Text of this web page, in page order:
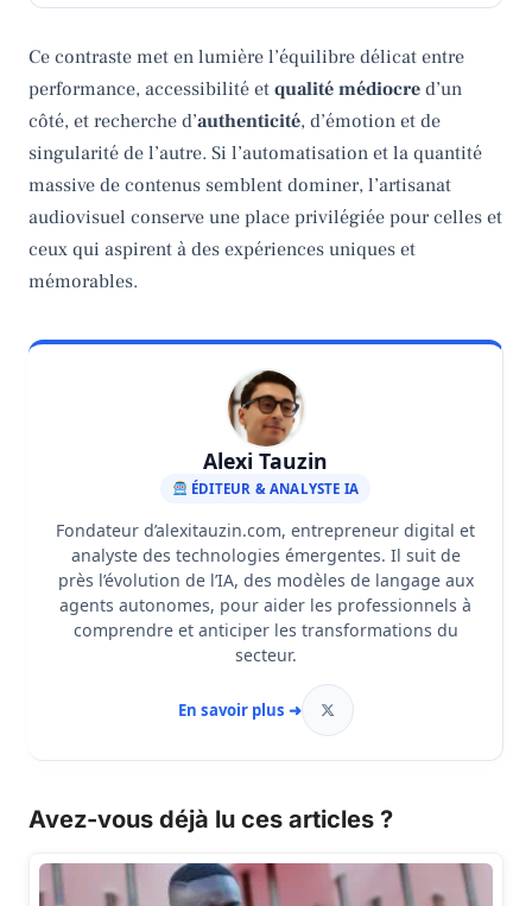
Ce contraste met en lumière l’équilibre délicat entre
performance, accessibilité et qualité médiocre d’un
côté, et recherche d’authenticité, d’émotion et de
singularité de l’autre. Si l’automatisation et la quantité
massive de contenus semblent dominer, l’artisanat
audiovisuel conserve une place privilégiée pour celles et
ceux qui aspirent à des expériences uniques et
mémorables.
Alexi Tauzin
ÉDITEUR & ANALYSTE IA
Fondateur d’alexitauzin.com, entrepreneur digital et
analyste des technologies émergentes. Il suit de
près l’évolution de l’IA, des modèles de langage aux
agents autonomes, pour aider les professionnels à
comprendre et anticiper les transformations du
secteur.
En savoir plus ➜
Avez-vous déjà lu ces articles ?